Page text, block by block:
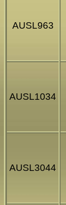
AUSL963
AUSL1034
AUSL3044